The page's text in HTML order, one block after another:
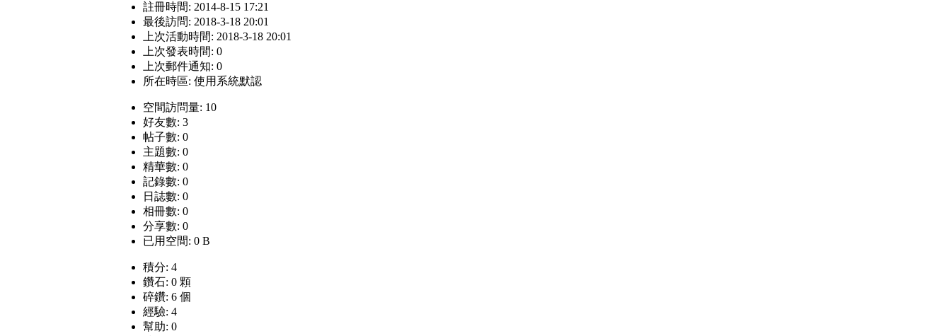
註冊時間: 2014-8-15 17:21
最後訪問: 2018-3-18 20:01
上次活動時間: 2018-3-18 20:01
上次發表時間: 0
上次郵件通知: 0
所在時區: 使用系統默認
空間訪問量: 10
好友數: 3
帖子數: 0
主題數: 0
精華數: 0
記錄數: 0
日誌數: 0
相冊數: 0
分享數: 0
已用空間: 0 B
積分: 4
鑽石: 0 顆
碎鑽: 6 個
經驗: 4
幫助: 0